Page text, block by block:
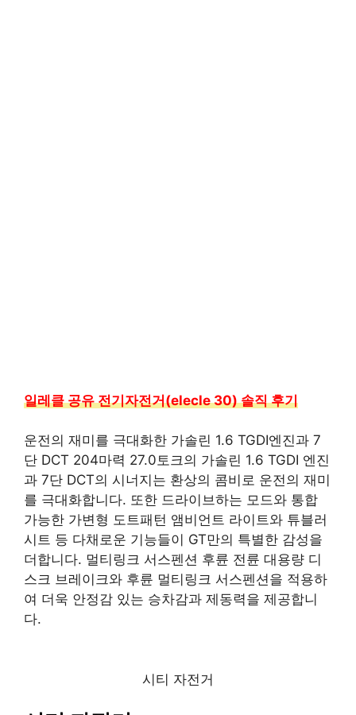
일레클 공유 전기자전거(elecle 30) 솔직 후기
운전의 재미를 극대화한 가솔린 1.6 TGDI엔진과 7
단 DCT 204마력 27.0토크의 가솔린 1.6 TGDI 엔진
과 7단 DCT의 시너지는 환상의 콤비로 운전의 재미
를 극대화합니다. 또한 드라이브하는 모드와 통합
가능한 가변형 도트패턴 앰비언트 라이트와 튜블러
시트 등 다채로운 기능들이 GT만의 특별한 감성을
더합니다. 멀티링크 서스펜션 후륜 전륜 대용량 디
스크 브레이크와 후륜 멀티링크 서스펜션을 적용하
여 더욱 안정감 있는 승차감과 제동력을 제공합니
다.
시티 자전거